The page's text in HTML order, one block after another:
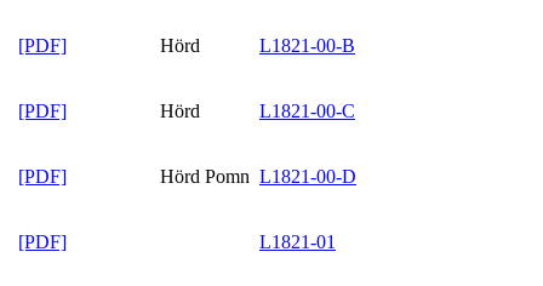
[PDF] Hörd L1821-00-B
[PDF] Hörd L1821-00-C
[PDF] Hörd Pomn L1821-00-D
[PDF] L1821-01